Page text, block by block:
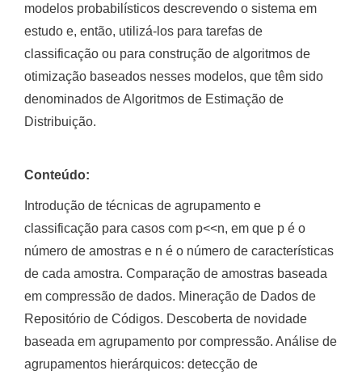
modelos probabilísticos descrevendo o sistema em
estudo e, então, utilizá-los para tarefas de
classificação ou para construção de algoritmos de
otimização baseados nesses modelos, que têm sido
denominados de Algoritmos de Estimação de
Distribuição.
Conteúdo:
Introdução de técnicas de agrupamento e
classificação para casos com p<<n, em que p é o
número de amostras e n é o número de características
de cada amostra. Comparação de amostras baseada
em compressão de dados. Mineração de Dados de
Repositório de Códigos. Descoberta de novidade
baseada em agrupamento por compressão. Análise de
agrupamentos hierárquicos: detecção de